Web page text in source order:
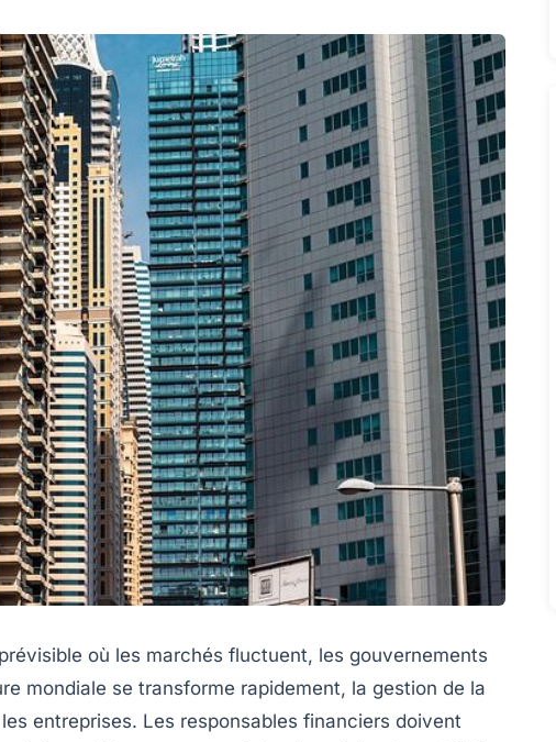
où les marchés fluctuent, les gouvernements
mondiale se transforme rapidement, la gestion de la
entreprises. Les responsables financiers doivent